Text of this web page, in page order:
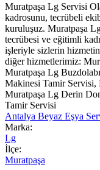
Muratpaşa Lg Servisi
kadrosunu, tecrübeli
kuruluşuz. Muratpaşa
tecrübesi ve eğitimli
işleriyle sizlerin
diğer hizmetlerimiz:
Muratpaşa Lg
Makinesi Tamir Servisi,
Muratpaşa Lg Derin
Tamir Servisi
Antalya Beyaz Eşya
Marka:
Lg
İlçe:
Muratpaşa